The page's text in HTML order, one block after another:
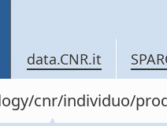
data.CNR.it
cnr/individuo/